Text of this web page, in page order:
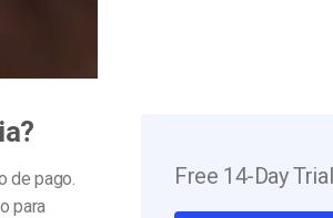
de pago.
para
Free 14-Day Trial